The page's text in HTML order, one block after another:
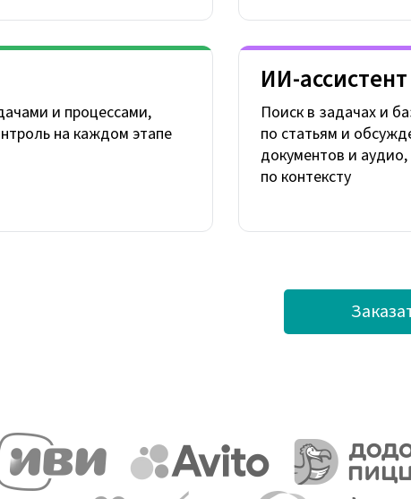
и процессами,
на каждом этапе
ИИ-ассистент
Поиск в задачах и
по статьям и
документов и
по контексту